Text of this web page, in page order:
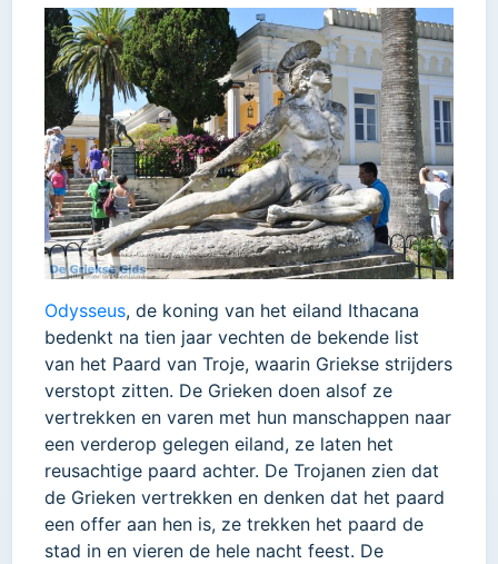
Odysseus, de koning van het eiland Ithacana
bedenkt na tien jaar vechten de bekende list
van het Paard van Troje, waarin Griekse strijders
verstopt zitten. De Grieken doen alsof ze
vertrekken en varen met hun manschappen naar
een verderop gelegen eiland, ze laten het
reusachtige paard achter. De Trojanen zien dat
de Grieken vertrekken en denken dat het paard
een offer aan hen is, ze trekken het paard de
stad in en vieren de hele nacht feest. De